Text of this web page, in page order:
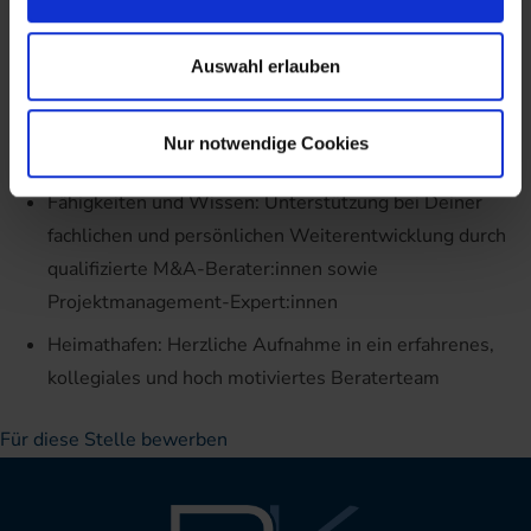
Auswahl erlauben
Nur notwendige Cookies
Mehr als nur Folien und Tabellen: Konzeptionelle
Unterstützung und kundennahe Begleitung bei
Verkaufsverfahren/Investorenprozessen, strategischen
(Multi-)Projektmanagement
Fähigkeiten und Wissen: Unterstützung bei Deiner
fachlichen und persönlichen Weiterentwicklung durch
qualifizierte M&A-Berater:innen sowie
Projektmanagement-Expert:innen
Heimathafen: Herzliche Aufnahme in ein erfahrenes,
kollegiales und hoch motiviertes Beraterteam
Für diese Stelle bewerben